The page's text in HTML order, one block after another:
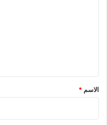
*
الاسم *